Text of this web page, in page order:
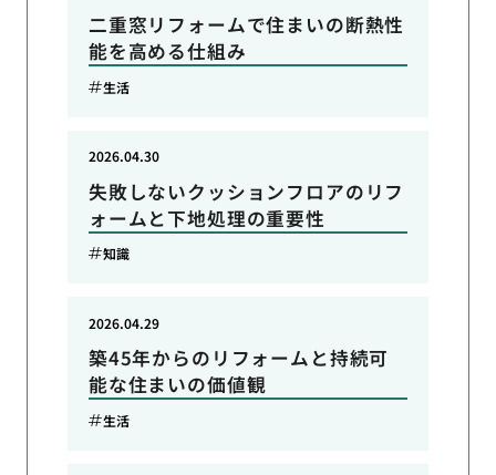
二重窓リフォームで住まいの断熱性
能を高める仕組み
生活
失敗しないクッションフロアのリフ
ォームと下地処理の重要性
2026.04.30
知識
築45年からのリフォームと持続可
能な住まいの価値観
2026.04.29
生活